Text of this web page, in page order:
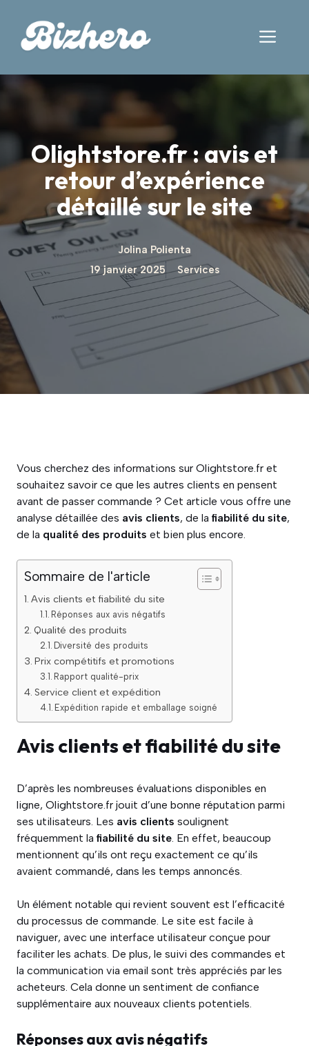
contenu
Olightstore.fr : avis et
retour d’expérience
détaillé sur le site
Jolina Polienta
19 janvier 2025
Services
Vous cherchez des informations sur Olightstore.fr et
souhaitez savoir ce que les autres clients en pensent
avant de passer commande ? Cet article vous offre une
analyse détaillée des avis clients, de la fiabilité du site,
de la qualité des produits et bien plus encore.
Sommaire de l'article
Avis clients et fiabilité du site
Réponses aux avis négatifs
Qualité des produits
Diversité des produits
Prix compétitifs et promotions
Rapport qualité-prix
Service client et expédition
Expédition rapide et emballage soigné
Avis clients et fiabilité du site
D’après les nombreuses évaluations disponibles en
ligne, Olightstore.fr jouit d’une bonne réputation parmi
ses utilisateurs. Les avis clients soulignent
fréquemment la fiabilité du site. En effet, beaucoup
mentionnent qu’ils ont reçu exactement ce qu’ils
avaient commandé, dans les temps annoncés.
Un élément notable qui revient souvent est l’efficacité
du processus de commande. Le site est facile à
naviguer, avec une interface utilisateur conçue pour
faciliter les achats. De plus, le suivi des commandes et
la communication via email sont très appréciés par les
acheteurs. Cela donne un sentiment de confiance
supplémentaire aux nouveaux clients potentiels.
Réponses aux avis négatifs